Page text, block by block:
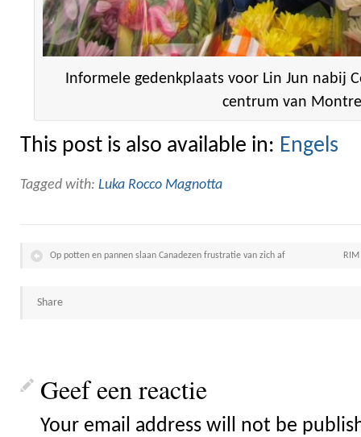
Informele gedenkplaats voor Lin Jun nabij
centrum van
This post is also available in: Engels
Tagged with: Luka Rocco Magnotta
Op potten en pannen slaan Canadezen frustratie van zich af
Share
Geef een reactie
Your email address will not be